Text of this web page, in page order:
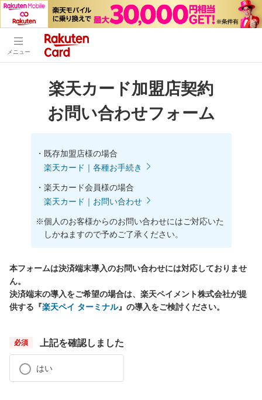
メニュー
楽天カード加盟店契約
お問い合わせフォーム
・ 既存加盟店様の場合
楽天カード｜各種お手続き
・ 楽天カード会員様の場合
楽天カード｜お問い合わせ
※個人のお客様からのお問い合わせにはご対応いた
しかねますので予めご了承ください。
本フォームは決済端末導入のお問い合わせには対応しておりませ
ん。
決済端末の導入をご希望の場合は、楽天ペイメント株式会社が提
供する『楽天ペイ ターミナル』の導入をご検討ください。
上記を確認しました
はい